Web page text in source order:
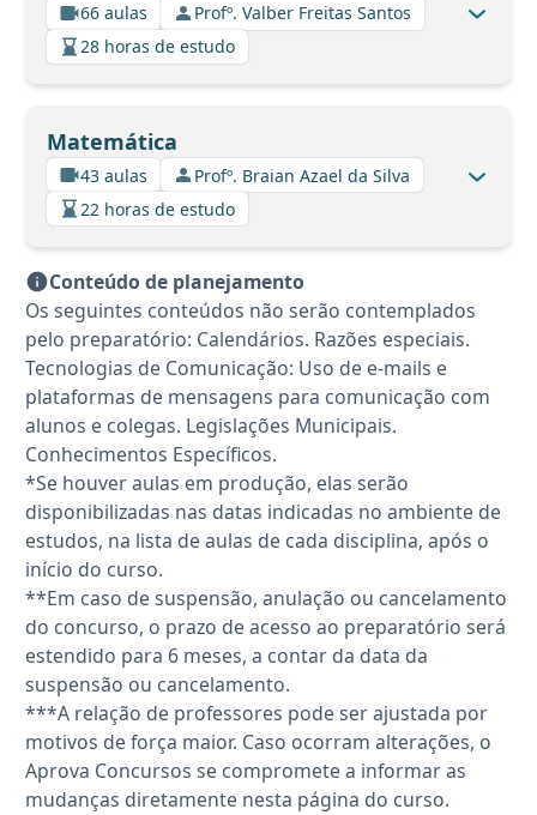
66 aulas
Profº. Valber Freitas Santos
28 horas de estudo
Matemática
43 aulas
Profº. Braian Azael da Silva
22 horas de estudo
Conteúdo de planejamento
Os seguintes conteúdos não serão contemplados
pelo preparatório: Calendários. Razões especiais.
Tecnologias de Comunicação: Uso de e-mails e
plataformas de mensagens para comunicação com
alunos e colegas. Legislações Municipais.
Conhecimentos Específicos.
*Se houver aulas em produção, elas serão
disponibilizadas nas datas indicadas no ambiente de
estudos, na lista de aulas de cada disciplina, após o
início do curso.
**Em caso de suspensão, anulação ou cancelamento
do concurso, o prazo de acesso ao preparatório será
estendido para 6 meses, a contar da data da
suspensão ou cancelamento.
***A relação de professores pode ser ajustada por
motivos de força maior. Caso ocorram alterações, o
Aprova Concursos se compromete a informar as
mudanças diretamente nesta página do curso.